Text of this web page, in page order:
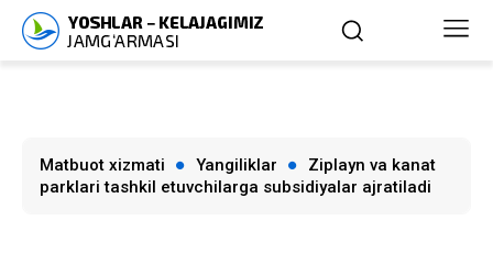
Matbuot xizmati Yangiliklar
Ziplayn va kanat
parklari tashkil etuvchilarga subsidiyalar ajratiladi